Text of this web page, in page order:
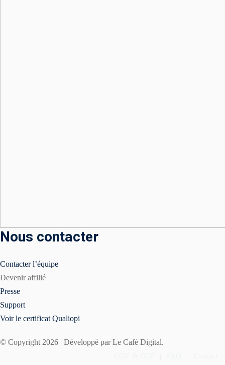
& brand guideline
Nous contacter
Contacter l’équipe
Devenir affilié
Presse
Support
Voir le certificat Qualiopi
© Copyright 2026 | Développé par Le Café Digital.